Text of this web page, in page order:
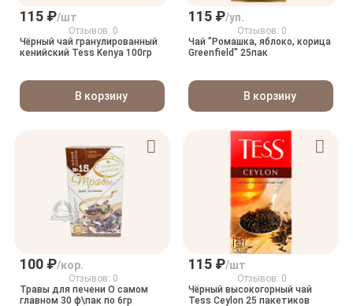
115 ₽/шт
Отзывов: 0
Чёрный чай гранулированный
кенийский Tess Kenya 100гр
В корзину
115 ₽/уп.
Отзывов: 0
Чай "Ромашка, яблоко, корица
Greenfield" 25пак
В корзину
100 ₽/кор.
Отзывов: 0
Травы для печени О самом
главном 30 ф\пак по 6гр
115 ₽/шт
Отзывов: 0
Чёрный высокогорный чай
Tess Ceylon 25 пакетиков